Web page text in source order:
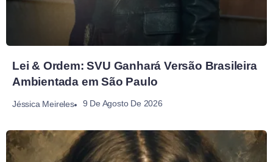
Lei & Ordem: SVU Ganhará Versão Brasileira
Ambientada em São Paulo
Jéssica Meireles 9 De Agosto De 2026